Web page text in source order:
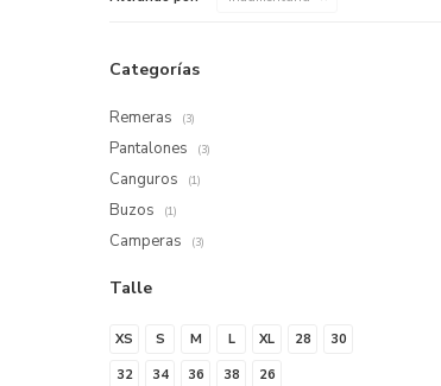
Categorías
Remeras (3)
Pantalones (3)
Canguros (1)
Buzos (1)
Camperas (3)
Talle
XS S M L XL 28
30
32
34 36 38 26